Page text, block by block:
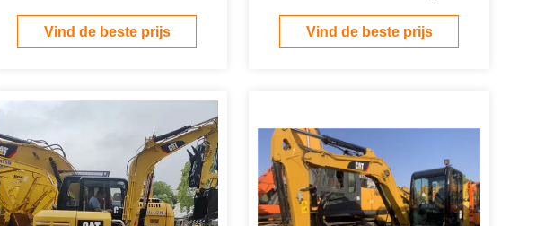
graver te koop
Vind de beste prijs
te koop
Vind de beste prijs